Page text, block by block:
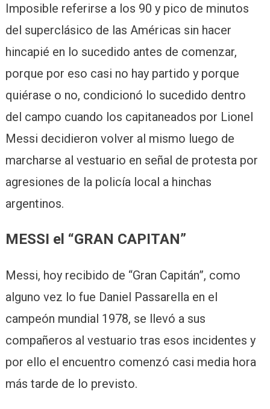
Imposible referirse a los 90 y pico de minutos
del superclásico de las Américas sin hacer
hincapié en lo sucedido antes de comenzar,
porque por eso casi no hay partido y porque
quiérase o no, condicionó lo sucedido dentro
del campo cuando los capitaneados por Lionel
Messi decidieron volver al mismo luego de
marcharse al vestuario en señal de protesta por
agresiones de la policía local a hinchas
argentinos.
MESSI el “GRAN CAPITAN”
Messi, hoy recibido de “Gran Capitán”, como
alguno vez lo fue Daniel Passarella en el
campeón mundial 1978, se llevó a sus
compañeros al vestuario tras esos incidentes y
por ello el encuentro comenzó casi media hora
más tarde de lo previsto.